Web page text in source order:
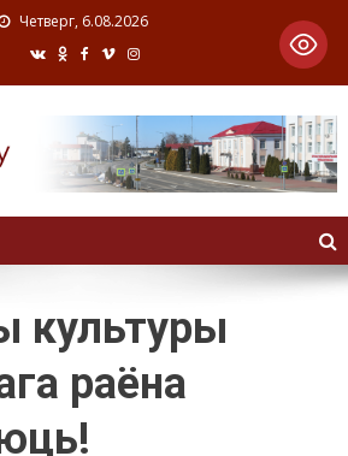
Четверг, 6.08.2026
культуры
раёна